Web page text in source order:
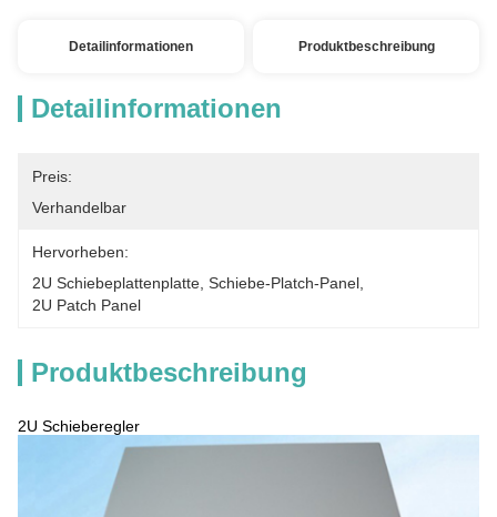
Detailinformationen Produktbeschreibung
Detailinformationen
Preis:
Verhandelbar
Hervorheben:
2U Schiebeplattenplatte Schiebe-Platch-Panel
2U Patch Panel
Produktbeschreibung
2U Schieberegler